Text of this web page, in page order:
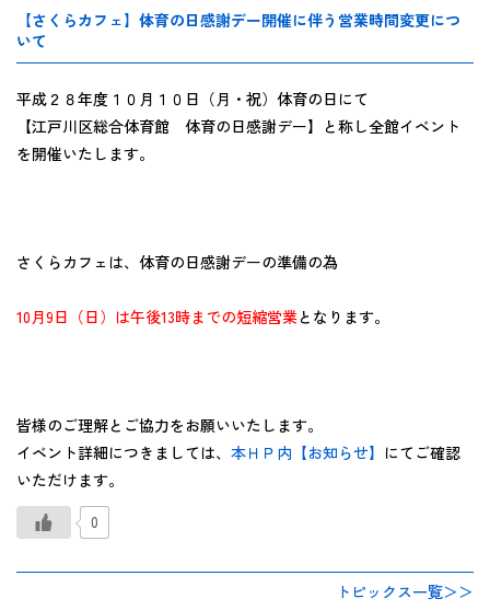
【さくらカフェ】体育の日感謝デー開催に伴う営業時間変更につ
いて
平成２８年度１０月１０日（月・祝）体育の日にて
【江戸川区総合体育館 体育の日感謝デー】と称し全館イベント
を開催いたします。
さくらカフェは、体育の日感謝デーの準備の為
10月9日（日）は午後13時までの短縮営業となります。
皆様のご理解とご協力をお願いいたします。
イベント詳細につきましては、 本ＨＰ内【お知らせ】 にてご確認
いただけます。
0
トピックス一覧＞＞